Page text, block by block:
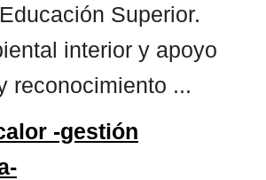
Superior.
interior y apoyo
reconocimiento ...
-gestión